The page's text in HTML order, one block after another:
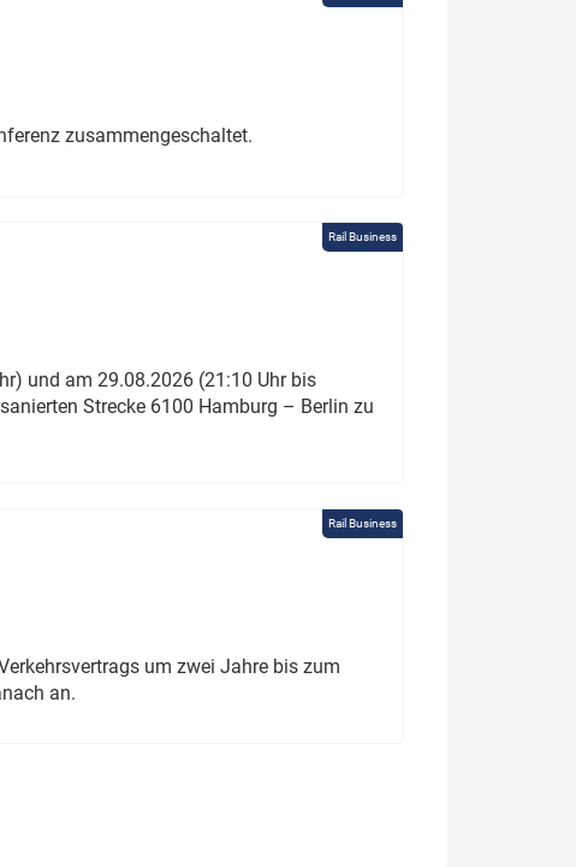
zusammengeschaltet.
Rail Business
und am 29.08.2026 (21:10 Uhr bis
Strecke 6100 Hamburg – Berlin zu
Rail Business
um zwei Jahre bis zum
an.